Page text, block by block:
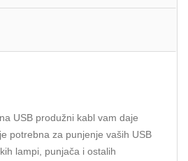
USB produžni kabl vam daje
potrebna za punjenje vaših USB
lampi, punjača i ostalih